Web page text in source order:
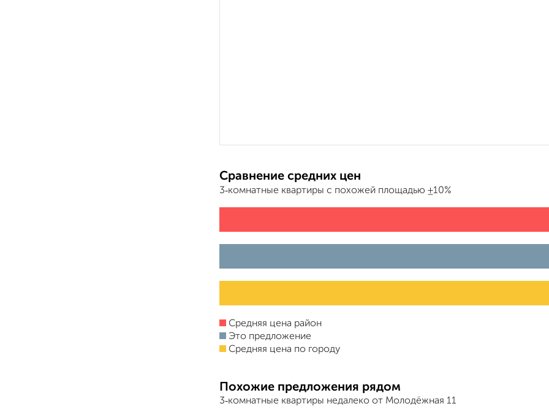
Сравнение средних цен
3‑комнатные квартиры с похожей площадью ±10%
Средняя цена район
Это предложение
Средняя цена по городу
Похожие предложения рядом
3‑комнатные квартиры недалеко от Молодёжная 11